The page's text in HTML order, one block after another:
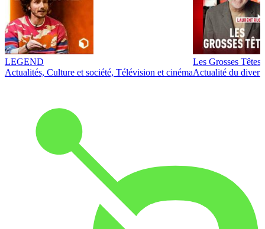
LEGEND
Actualités, Culture et société, Télévision et cinéma
Les Grosses Têtes
Actualité du